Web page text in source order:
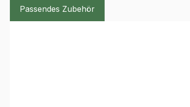
Passendes Zubehör